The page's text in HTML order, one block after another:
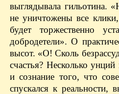
выглядывала гильотина.
не уничтожены все
будет торжественно
добродетели». O
высот. «О! Сколь
счастья? Несколько
и сознание того, что
спускался к